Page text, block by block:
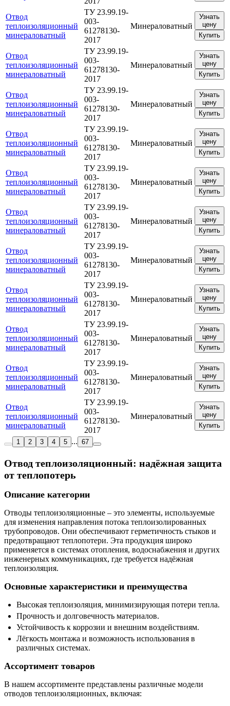
Отвод
теплоизоляционный
минераловатный
ТУ 23.99.19-
003-
61278130-
2017
Минераловатный
Узнать
цену
Купить
Отвод
теплоизоляционный
минераловатный
ТУ 23.99.19-
003-
61278130-
2017
Минераловатный
Узнать
цену
Купить
Отвод
теплоизоляционный
минераловатный
ТУ 23.99.19-
003-
61278130-
2017
Минераловатный
Узнать
цену
Купить
Отвод
теплоизоляционный
минераловатный
ТУ 23.99.19-
003-
61278130-
2017
Минераловатный
Узнать
цену
Купить
Отвод
теплоизоляционный
минераловатный
ТУ 23.99.19-
003-
61278130-
2017
Минераловатный
Узнать
цену
Купить
Отвод
теплоизоляционный
минераловатный
ТУ 23.99.19-
003-
61278130-
2017
Минераловатный
Узнать
цену
Купить
Отвод
теплоизоляционный
минераловатный
ТУ 23.99.19-
003-
61278130-
2017
Минераловатный
Узнать
цену
Купить
Отвод
теплоизоляционный
минераловатный
ТУ 23.99.19-
003-
61278130-
2017
Минераловатный
Узнать
цену
Купить
Отвод
теплоизоляционный
минераловатный
ТУ 23.99.19-
003-
61278130-
2017
Минераловатный
Узнать
цену
Купить
Отвод
теплоизоляционный
минераловатный
ТУ 23.99.19-
003-
61278130-
2017
Минераловатный
Узнать
цену
Купить
Отвод
теплоизоляционный
минераловатный
ТУ 23.99.19-
003-
61278130-
2017
Минераловатный
Узнать
цену
Купить
1 2 3 4 5 ... 67
Отвод теплоизоляционный: надёжная защита
от теплопотерь
Описание категории
Отводы теплоизоляционные – это элементы, используемые
для изменения направления потока теплоизолированных
трубопроводов. Они обеспечивают герметичность стыков и
предотвращают теплопотери. Эта продукция широко
применяется в системах отопления, водоснабжения и других
инженерных коммуникациях, где требуется надёжная
теплоизоляция.
Основные характеристики и преимущества
Высокая теплоизоляция, минимизирующая потери тепла.
Прочность и долговечность материалов.
Устойчивость к коррозии и внешним воздействиям.
Лёгкость монтажа и возможность использования в
различных системах.
Ассортимент товаров
В нашем ассортименте представлены различные модели
отводов теплоизоляционных, включая: